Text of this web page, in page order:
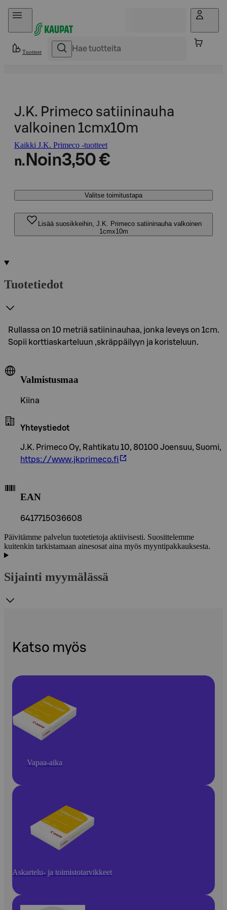
Hyppää sisältöön
Tuotteet
J.K. Primeco satiininauha
valkoinen 1cmx10m
Kaikki J.K. Primeco -tuotteet
n. Noin3,50 €
Valitse toimitustapa
Lisää suosikkeihin, J.K. Primeco satiininauha valkoinen
1cmx10m
Tuotetiedot
Rullassa on 10 metriä satiininauhaa, jonka leveys on 1cm.
Sopii korttiaskarteluun ,skräppäilyyn ja koristeluun.
Valmistusmaa
Kiina
Yhteystiedot
J.K. Primeco Oy, Rahtikatu 10, 80100 Joensuu, Suomi,
https://www.jkprimeco.fi
EAN
6417715036608
Päivitämme palvelun tuotetietoja aktiivisesti. Suosittelemme
kuitenkin tarkistamaan ainesosat aina myös myyntipakkauksesta.
Sijainti myymälässä
Katso myös
Vapaa-aika
Askartelu- ja toimistotarvikkeet